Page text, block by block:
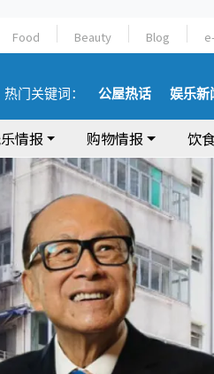
Food Beauty Blog
热门关键词： 公屋热话 娱乐新
情报 购物情报 饮